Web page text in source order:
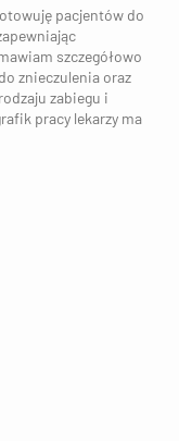
pacjentów do
szczegółowo
znieczulenia oraz
zabiegu i
pracy lekarzy ma